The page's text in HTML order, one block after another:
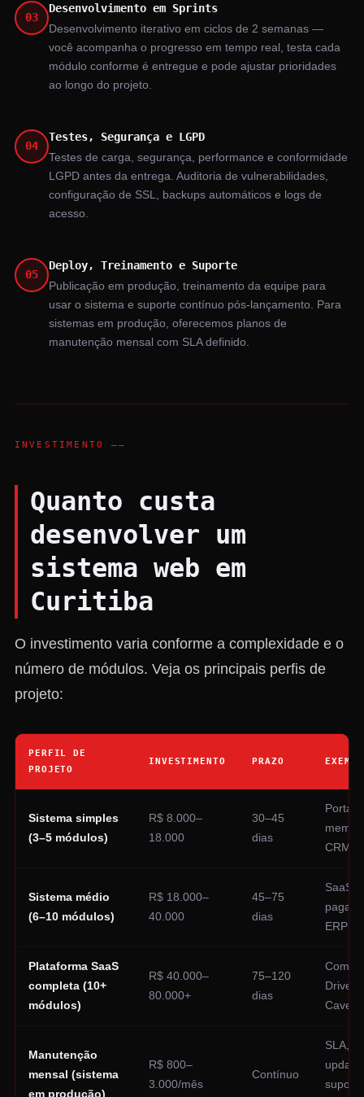
03
Desenvolvimento em Sprints
Desenvolvimento iterativo em ciclos de 2 semanas —
você acompanha o progresso em tempo real, testa cada
módulo conforme é entregue e pode ajustar prioridades
ao longo do projeto.
04
Testes, Segurança e LGPD
Testes de carga, segurança, performance e conformidade
LGPD antes da entrega. Auditoria de vulnerabilidades,
configuração de SSL, backups automáticos e logs de
acesso.
05
Deploy, Treinamento e Suporte
Publicação em produção, treinamento da equipe para
usar o sistema e suporte contínuo pós-lançamento. Para
sistemas em produção, oferecemos planos de
manutenção mensal com SLA definido.
INVESTIMENTO ——
Quanto custa
desenvolver um
sistema web em
Curitiba
O investimento varia conforme a complexidade e o
número de módulos. Veja os principais perfis de
projeto:
PERFIL DE
PROJETO
INVESTIMENTO PRAZO
Sistema simples
(3–5 módulos)
R$ 8.000–
18.000
30–45
dias
Portal
CRM
Sistema médio
(6–10 módulos)
R$ 18.000–
40.000
45–75
dias
SaaS
ERP
Plataforma SaaS
completa (10+
módulos)
R$ 40.000–
80.000+
75–120
dias
Como
Driver
Caveira
Manutenção
mensal (sistema
em produção)
R$ 800–
3.000/mês
Contínuo
SLA,